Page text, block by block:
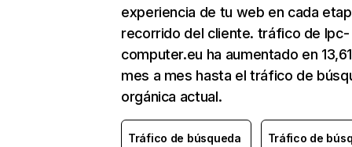
experiencia de tu web en cada
recorrido del cliente. tráfico de Ipc-
computer.eu ha aumentado en
mes a mes hasta el tráfico de
orgánica actual.
Tráfico de búsqueda
Tráfico de